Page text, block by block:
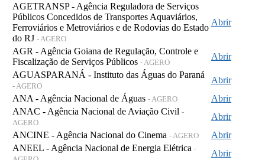
AGETRANSP - Agência Reguladora de Serviços
Públicos Concedidos de Transportes Aquaviários,
Ferroviários e Metroviários e de Rodovias do Estado
do RJ - AGERO
Abrir
AGR - Agência Goiana de Regulação, Controle e
Fiscalização de Serviços Públicos - AGERO
Abrir
AGUASPARANÁ - Instituto das Águas do Paraná
- AGERO
Abrir
ANA - Agência Nacional de Águas - AGERO
Abrir
ANAC - Agência Nacional de Aviação Civil -
AGERO
Abrir
ANCINE - Agência Nacional do Cinema - AGERO
Abrir
ANEEL - Agência Nacional de Energia Elétrica -
Abrir